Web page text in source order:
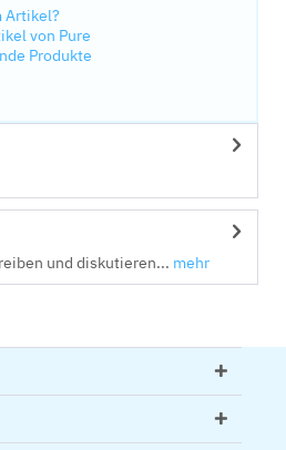
Artikel?
von Pure
Produkte
und diskutieren... mehr